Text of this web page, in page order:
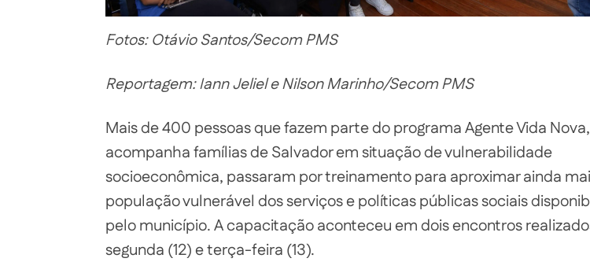
Fotos: Otávio Santos/Secom PMS
Reportagem: Iann Jeliel e Nilson Marinho/Secom PMS
Mais de 400 pessoas que fazem parte do programa Agente Vida
acompanha famílias de Salvador em situação de vulnerabilidade
socioeconômica, passaram por treinamento para aproximar ainda
população vulnerável dos serviços e políticas públicas sociais
pelo município. A capacitação aconteceu em dois encontros
segunda (12) e terça-feira (13).